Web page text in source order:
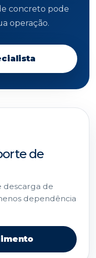
concreto pode
operação.
de
descarga de
dependência